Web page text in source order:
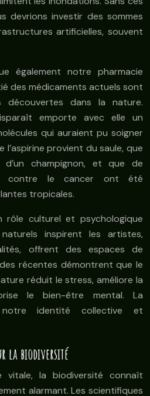
devrions investir des sommes
artificielles, souvent
également notre pharmacie
des médicaments actuels sont
découvertes dans la nature.
emporte avec elle un
qui auraient pu soigner
l’aspirine provient du saule, que
champignon, et que de
contre le cancer ont été
tropicales.
rôle culturel et psychologique
inspirent les artistes,
offrent des espaces de
récentes démontrent que le
réduit le stress, améliore la
le bien-être mental. La
notre identité collective et
la biodiversité
vitale, la biodiversité connaît
alarmant. Les scientifiques